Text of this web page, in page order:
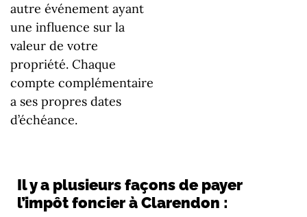
autre événement ayant
une influence sur la
valeur de votre
propriété. Chaque
compte complémentaire
a ses propres dates
d’échéance.
Il y a plusieurs façons de payer
l’impôt foncier à Clarendon :